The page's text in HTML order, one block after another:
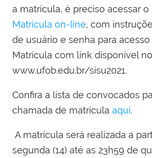
a matrícula, é preciso acessar o
Matrícula on-line, com
de usuário e senha para
Matrícula com link disponível
www.ufob.edu.br/sisu2021.
Confira a lista de convocados
chamada de matrícula aqui.
A matrícula será realizada a
segunda (14) até as 23h59 de